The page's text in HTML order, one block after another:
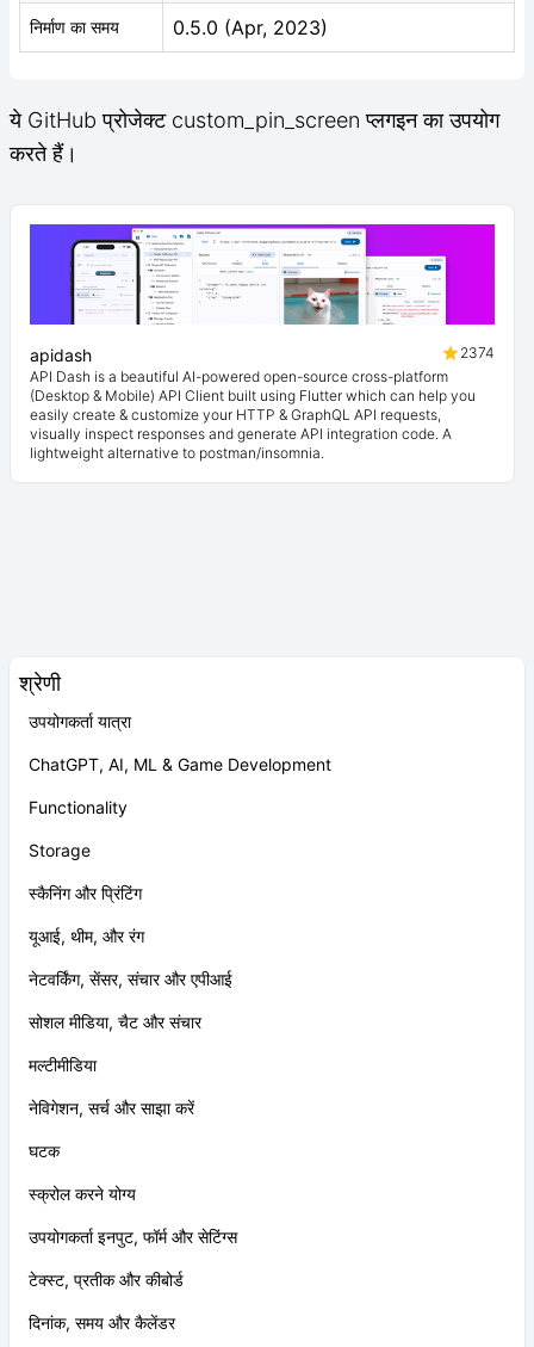
श्रेणी
उपयोगकर्ता यात्रा
ChatGPT, AI, ML & Game Development
Functionality
Storage
स्कैनिंग और प्रिंटिंग
यूआई, थीम, और रंग
नेटवर्किंग, सेंसर, संचार और एपीआई
सोशल मीडिया, चैट और संचार
मल्टीमीडिया
नेविगेशन, सर्च और साझा करें
घटक
स्क्रोल करने योग्य
उपयोगकर्ता इनपुट, फॉर्म और सेटिंग्स
टेक्स्ट, प्रतीक और कीबोर्ड
दिनांक, समय और कैलेंडर
निर्माण का समय 0.5.0 (Apr, 2023)
ये GitHub प्रोजेक्ट custom_pin_screen प्लगइन का उपयोग
करते हैं।
apidash
2374
API Dash is a beautiful AI-powered open-source cross-platform
(Desktop & Mobile) API Client built using Flutter which can help you
easily create & customize your HTTP & GraphQL API requests,
visually inspect responses and generate API integration code. A
lightweight alternative to postman/insomnia.